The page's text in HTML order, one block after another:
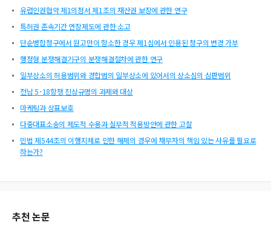
유럽인권협약 제1의정서 제1조의 재산권 보장에 관한 연구
특허권 존속기간 연장제도에 관한 소고
단순병합청구에서 원고만이 항소한 경우 제1심에서 인용된 청구의 변경 가부
행정형 분쟁해결기구의 분쟁해결절차에 관한 연구
일부상소의 허용범위와 경합범의 일부상소에 있어서의 상소심의 심판범위
전남 5･18항쟁 진상규명의 과제와 대상
마케팅과 상표보호
다중대표소송의 제도적 수용과 실무적 적용방안에 관한 고찰
민법 제544조의 이행지체로 인한 해제의 경우에 채무자의 책임 있는 사유를 필요로
하는가?
추천 논문